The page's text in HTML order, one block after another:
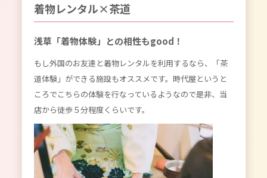
着物レンタル×茶道
浅草「着物体験」との相性もgood！
もし外国のお友達と着物レンタルを利用するなら、「茶
道体験」ができる施設もオススメです。時代屋というと
ころでこちらの体験を行なっているようなので是非、当
店から徒歩５分程度くらいです。